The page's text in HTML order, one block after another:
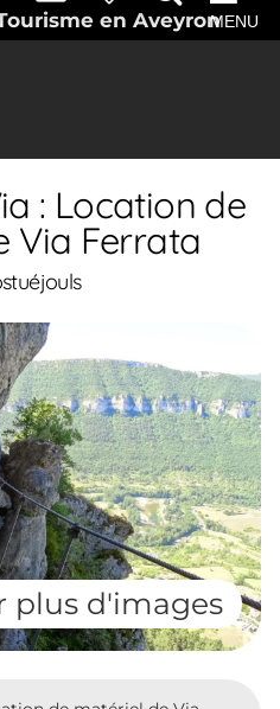
en AveyronMENU
: Location de
Via Ferrata
plus d'images